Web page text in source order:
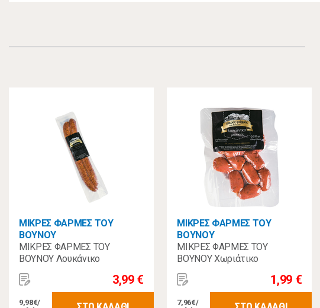
ΜΙΚΡΕΣ ΦΑΡΜΕΣ ΤΟΥ
ΒΟΥΝΟΥ
ΜΙΚΡΕΣ ΦΑΡΜΕΣ ΤΟΥ
ΒΟΥΝΟΥ Λουκάνικο
Χωριάτικο 400γρ.
3,99 €
9,98€/
ΜΙΚΡΕΣ ΦΑΡΜΕΣ ΤΟΥ
ΒΟΥΝΟΥ
ΜΙΚΡΕΣ ΦΑΡΜΕΣ ΤΟΥ
ΒΟΥΝΟΥ Χωριάτικο
Λουκάνικο-Μπουκιά 250 γρ.
1,99 €
7,96€/